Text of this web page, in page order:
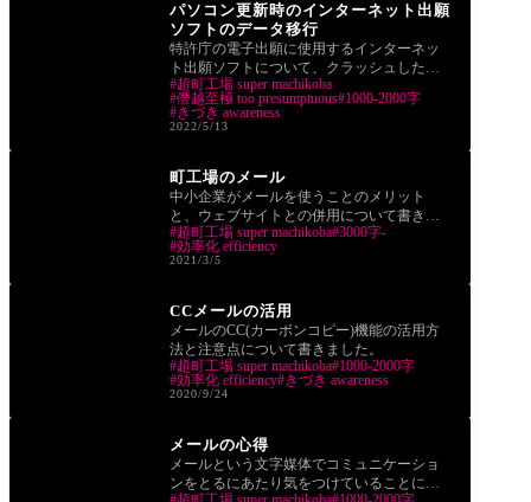
パソコン更新時のインターネット出願
ソフトのデータ移行
特許庁の電子出願に使用するインターネッ
ト出願ソフトについて、クラッシュした旧
パソコンのSSD(HDD ハードディスク)から
新パソコン
超町工場 super machikoba
僭越至極 too presumptuous 1000-2000字
きづき awareness
2022/5/13
町工場のメール
中小企業がメールを使うことのメリット
と、ウェブサイトとの併用について書きま
した。
超町工場 super machikoba 3000字-
効率化 efficiency
2021/3/5
CCメールの活用
メールのCC(カーボンコピー)機能の活用方
法と注意点について書きました。
超町工場 super machikoba 1000-2000字
効率化 efficiency きづき awareness
2020/9/24
メールの心得
メールという文字媒体でコミュニケーショ
ンをとるにあたり気をつけていることにつ